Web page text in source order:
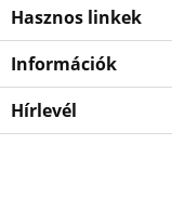
Hasznos linkek
Információk
Hírlevél